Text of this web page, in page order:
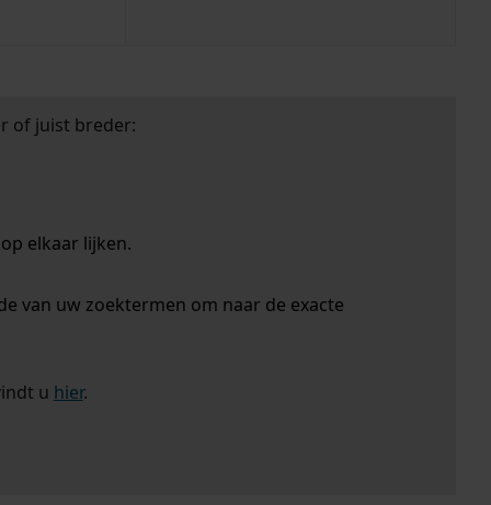
of juist breder:
elkaar lijken.
van uw zoektermen om naar de exacte
u hier.